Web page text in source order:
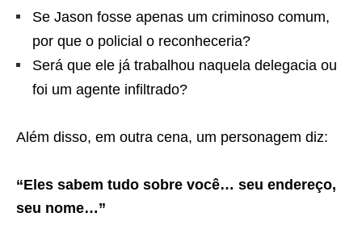
Se Jason fosse apenas um criminoso comum,
por que o policial o reconheceria?
Será que ele já trabalhou naquela delegacia ou
foi um agente infiltrado?
Além disso, em outra cena, um personagem diz:
“Eles sabem tudo sobre você… seu endereço,
seu nome…”